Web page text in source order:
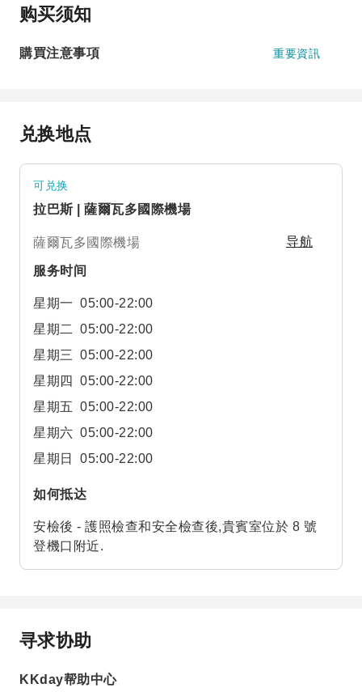
购买须知
購買注意事項 重要資訊
兑换地点
可兑换
拉巴斯 | 薩爾瓦多國際機場
薩爾瓦多國際機場 导航
服务时间
星期一 05:00-22:00
星期二
05:00-22:00
星期三 05:00-22:00
星期四
05:00-22:00
星期五 05:00-22:00
星期六 05:00-22:00
星期日
05:00-22:00
如何抵达
安檢後 - 護照檢查和安全檢查後,貴賓室位於 8 號
登機口附近.
寻求协助
KKday帮助中心